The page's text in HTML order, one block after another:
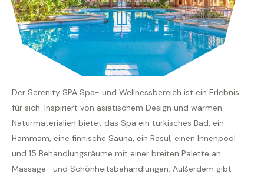
Der Serenity SPA Spa- und Wellnessbereich ist ein Erlebnis
für sich. Inspiriert von asiatischem Design und warmen
Naturmaterialien bietet das Spa ein türkisches Bad, ein
Hammam, eine finnische Sauna, ein Rasul, einen Innenpool
und 15 Behandlungsräume mit einer breiten Palette an
Massage- und Schönheitsbehandlungen. Außerdem gibt